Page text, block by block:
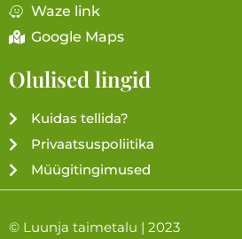
Waze link
Google Maps
Olulised lingid
Kuidas tellida?
Privaatsuspoliitika
Müügitingimused
© Luunja taimetalu | 2023